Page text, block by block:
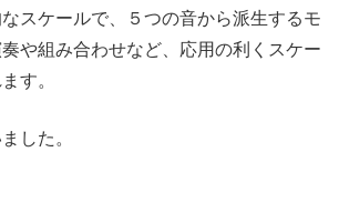
スケールで、５つの音から派生するモ
や組み合わせなど、応用の利くスケー
す。
した。